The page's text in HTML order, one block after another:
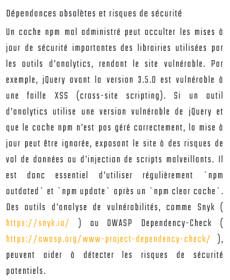
Dépendances obsolètes et risques de sécurité
Un cache npm mal administré peut occulter les mises à
jour de sécurité importantes des librairies utilisées par
les outils d’analytics, rendant le site vulnérable. Par
exemple, jQuery avant la version 3.5.0 est vulnérable à
une faille XSS (cross-site scripting). Si un outil
d’analytics utilise une version vulnérable de jQuery et
que le cache npm n’est pas géré correctement, la mise à
jour peut être ignorée, exposant le site à des risques de
vol de données ou d’injection de scripts malveillants. Il
est donc essentiel d’utiliser régulièrement `npm
outdated` et `npm update` après un `npm clear cache`.
Des outils d’analyse de vulnérabilités, comme Snyk (
https://snyk.io/) ou OWASP Dependency-Check (
https://owasp.org/www-project-dependency-check/),
peuvent aider à détecter les risques de sécurité
potentiels.